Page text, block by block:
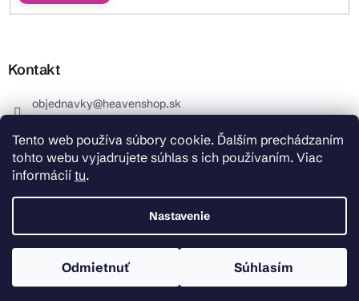
Tento web používa súbory cookie. Ďalším prechádzaním
tohto webu vyjadrujete súhlas s ich používaním. Viac
informácií tu.
Nastavenie
Odmietnuť Súhlasím
Kontakt
objednavky@heavenshop.sk
_Info objednávky : +421 914 399 399 Pracovné dni od
8.00 hod. do 12.00 . REKLAMÁCIE : +421 914 399 399
HeavenShop.sk
HeavenShop.sk
Vytvoril Shoptet Premium
Copyright 2026Heavenshop . Všetky práva vyhradené.